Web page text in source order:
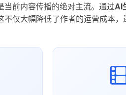
前内容传播的绝对主流。通过AI
仅大幅降低了作者的运营成本